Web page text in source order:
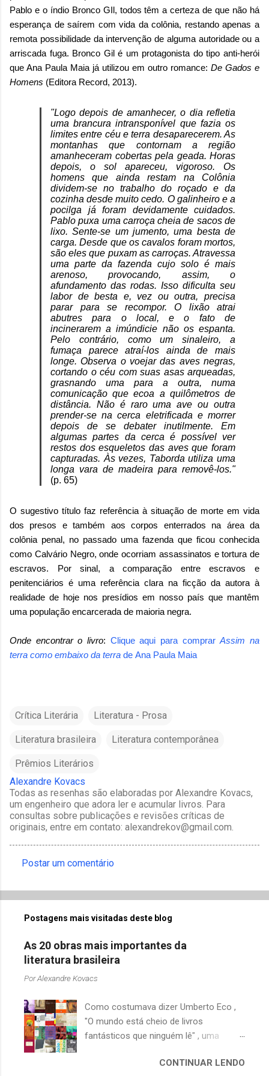
Pablo e o índio Bronco GIl, todos têm a certeza de que não há
esperança de saírem com vida da colônia, restando apenas a
remota possibilidade da intervenção de alguma autoridade ou a
arriscada fuga. Bronco Gil é um protagonista do tipo anti-herói
que Ana Paula Maia já utilizou em outro romance: De Gados e
Homens (Editora Record, 2013).
"Logo depois de amanhecer, o dia refletia
uma brancura intransponível que fazia os
limites entre céu e terra desaparecerem. As
montanhas que contornam a região
amanheceram cobertas pela geada. Horas
depois, o sol apareceu, vigoroso. Os
homens que ainda restam na Colônia
dividem-se no trabalho do roçado e da
cozinha desde muito cedo. O galinheiro e a
pocilga já foram devidamente cuidados.
Pablo puxa uma carroça cheia de sacos de
lixo. Sente-se um jumento, uma besta de
carga. Desde que os cavalos foram mortos,
são eles que puxam as carroças. Atravessa
uma parte da fazenda cujo solo é mais
arenoso, provocando, assim, o
afundamento das rodas. Isso dificulta seu
labor de besta e, vez ou outra, precisa
parar para se recompor. O lixão atrai
abutres para o local, e o fato de
incinerarem a imúndicie não os espanta.
Pelo contrário, como um sinaleiro, a
fumaça parece atraí-los ainda de mais
longe. Observa o voejar das aves negras,
cortando o céu com suas asas arqueadas,
grasnando uma para a outra, numa
comunicação que ecoa a quilômetros de
distância. Não é raro uma ave ou outra
prender-se na cerca eletrificada e morrer
depois de se debater inutilmente. Em
algumas partes da cerca é possível ver
restos dos esqueletos das aves que foram
capturadas. Às vezes, Taborda utiliza uma
longa vara de madeira para removê-los."
(p. 65)
O sugestivo título faz referência à situação de morte em vida
dos presos e também aos corpos enterrados na área da
colônia penal, no passado uma fazenda que ficou conhecida
como Calvário Negro, onde ocorriam assassinatos e tortura de
escravos. Por sinal, a comparação entre escravos e
penitenciários é uma referência clara na ficção da autora à
realidade de hoje nos presídios em nosso país que mantêm
uma população encarcerada de maioria negra.
Onde encontrar o livro: Clique aqui para comprarAssim na
terra como embaixo da terra de Ana Paula Maia
Crítica Literária Literatura - Prosa
Literatura brasileira Literatura contemporânea
Prêmios Literários
Alexandre Kovacs
Todas as resenhas são elaboradas por Alexandre Kovacs,
um engenheiro que adora ler e acumular livros. Para
consultas sobre publicações e revisões críticas de
originais, entre em contato: alexandrekov@gmail.com.
o
n
t
á
o
s
Postar um comentário
Postagens mais visitadas deste blog
As 20 obras mais importantes da
literatura brasileira
PorAlexandre Kovacs
Como costumava dizer Umberto Eco ,
"O mundo está cheio de livros
fantásticos que ninguém lê" , uma
quando falamos de clássicos da
CONTINUAR LENDO